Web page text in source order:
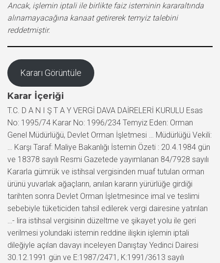
Ancak, işlemin iptali ile birlikte faiz isteminin kararaltında
alınamayacağına kanaat getirerek temyiz talebini
reddetmiştir.
Kararı Görüntüle
Karar İçeriği
T.C. D A N I Ş T A Y VERGİ DAVA DAİRELERİ KURULU Esas
No: 1995/74 Karar No: 1996/234 Temyiz Eden: Orman
Genel Müdürlüğü, Devlet Orman İşletmesi … Müdürlüğü Vekili:
… Karşı Taraf: Maliye Bakanlığı İstemin Özeti : 20.4.1984 gün
ve 18378 sayılı Resmi Gazetede yayımlanan 84/7928 sayılı
Kararla gümrük ve istihsal vergisinden muaf tutulan orman
ürünü yuvarlak ağaçların, anılan kararın yürürlüğe girdiği
tarihten sonra Devlet Orman İşletmesince imal ve teslimi
sebebiyle tüketiciden tahsil edilerek vergi dairesine yatırılan
…- lira istihsal vergisinin düzeltme ve şikayet yolu ile geri
verilmesi yolundaki istemin reddine ilişkin işlemin iptali
dileğiyle açılan davayı inceleyen Danıştay Yedinci Dairesi
30.12.1991 gün ve E:1987/2471, K:1991/3613 sayılı